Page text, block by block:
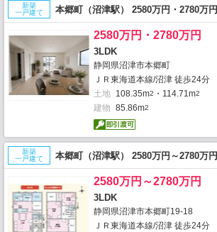
新築
一戸建て
本郷町（沼津駅） 2580万円・2780万円
2580万円・2780万円
3LDK
静岡県沼津市本郷町
ＪＲ東海道本線/沼津 徒歩24分
土地 108.35m2 ・114.71m2
建物 85.86m2
新築
一戸建て
本郷町（沼津駅） 2580万円～2780万円
2580万円～2780万円
3LDK
静岡県沼津市本郷町19-18
ＪＲ東海道本線/沼津 徒歩24分